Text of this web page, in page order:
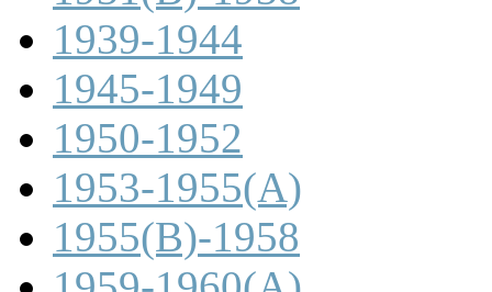
1939-1944
1945-1949
1950-1952
1953-1955(A)
1955(B)-1958